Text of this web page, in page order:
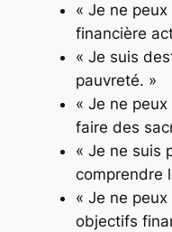
« Je ne
financière
« Je suis
pauvreté. »
« Je ne
faire des
« Je ne suis
comprendre
« Je ne
objectifs